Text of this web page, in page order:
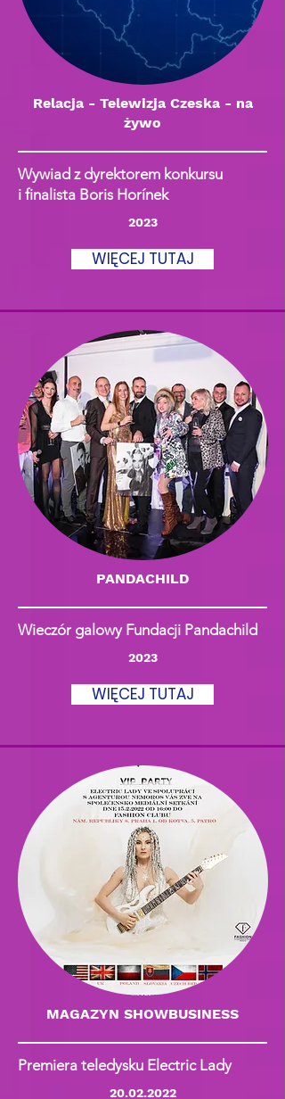
Relacja - Telewizja Czeska - na
żywo
Wywiad z dyrektorem konkursu
i finalista Boris Horínek
2023
WIĘCEJ TUTAJ
PANDACHILD
Wieczór galowy Fundacji Pandachild
2023
WIĘCEJ TUTAJ
MAGAZYN SHOWBUSINESS
Premiera teledysku Electric Lady
20.02.2022